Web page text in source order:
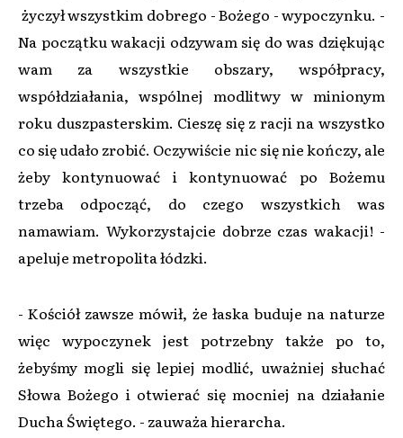
życzył wszystkim dobrego - Bożego - wypoczynku. -
Na początku wakacji odzywam się do was dziękując
wam za wszystkie obszary, współpracy,
współdziałania, wspólnej modlitwy w minionym
roku duszpasterskim. Cieszę się z racji na wszystko
co się udało zrobić. Oczywiście nic się nie kończy, ale
żeby kontynuować i kontynuować po Bożemu
trzeba odpocząć, do czego wszystkich was
namawiam. Wykorzystajcie dobrze czas wakacji! -
apeluje metropolita łódzki.
- Kościół zawsze mówił, że łaska buduje na naturze
więc wypoczynek jest potrzebny także po to,
żebyśmy mogli się lepiej modlić, uważniej słuchać
Słowa Bożego i otwierać się mocniej na działanie
Ducha Świętego. - zauważa hierarcha.